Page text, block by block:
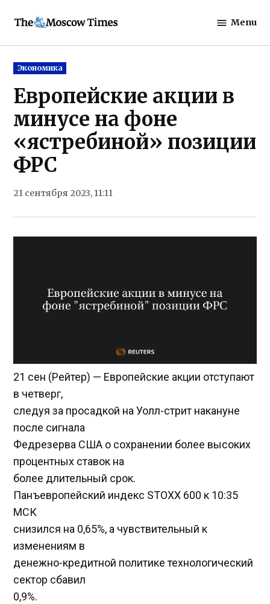
Moscow
Menu
Posted
in
Экономика
Европейские акции в
минусе на фоне
«ястребиной» позиции
ФРС
21 сентября 2023, 11:11
21 сен (Рейтер) — Европейские акции отступают
в четверг,
следуя за просадкой на Уолл-стрит накануне
после сигнала
Федрезерва США о сохранении более высоких
процентных ставок на
более длительный срок.
Панъевропейский индекс STOXX 600 к 10:35
МСК
снизился на 0,65%, а чувствительный к
изменениям в
денежно-кредитной политике технологический
сектор сбавил
0,9%.